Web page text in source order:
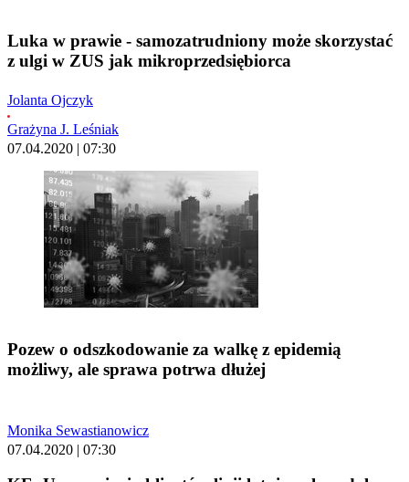
Luka w prawie - samozatrudniony może skorzystać
z ulgi w ZUS jak mikroprzedsiębiorca
Jolanta Ojczyk
Grażyna J. Leśniak
07.04.2020 | 07:30
Pozew o odszkodowanie za walkę z epidemią
możliwy, ale sprawa potrwa dłużej
Monika Sewastianowicz
07.04.2020 | 07:30